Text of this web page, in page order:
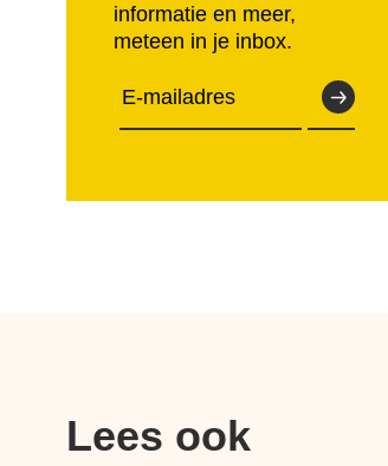
informatie en meer,
meteen in je inbox.
Lees ook